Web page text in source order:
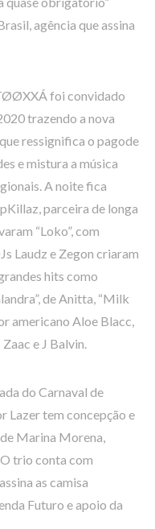
agência que assina
foi convidado
trazendo a nova
ressignifica o pagode
e mistura a música
A noite fica
parceira de longa
“Loko”, com
Laudz e Zegon criaram
hits como
de Anitta, “Milk
americano Aloe Blacc,
e J Balvin.
do Carnaval de
Lazer tem concepção e
Marina Morena,
trio conta com
as camisa
Futuro e apoio da